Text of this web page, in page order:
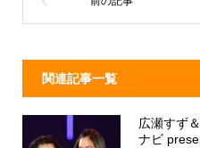
関連記事一覧
広瀬すず
ナビ